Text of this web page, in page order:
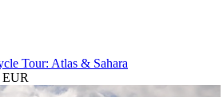
Tour: Atlas & Sahara
EUR